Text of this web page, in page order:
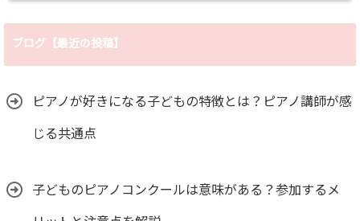
ブログ【最近の投稿】
ピアノが好きになる子どもの特徴とは？ピアノ講師が感
じる共通点
子どものピアノコンクールは意味がある？参加するメ